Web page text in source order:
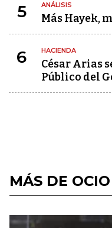
5 ANÁLISIS
Más Hayek,
6 HACIENDA
César Arias
Público del
MÁS DE OCIO